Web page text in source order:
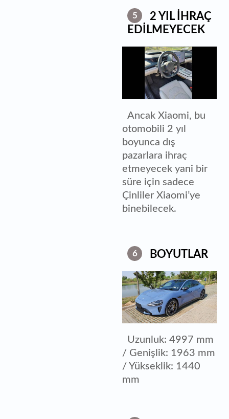
5
2 YIL İHRAÇ
EDİLMEYECEK
Ancak Xiaomi, bu
otomobili 2 yıl
boyunca dış
pazarlara ihraç
etmeyecek yani bir
süre için sadece
Çinliler Xiaomi’ye
binebilecek.
6 BOYUTLAR
Uzunluk: 4997 mm
/ Genişlik: 1963 mm
/ Yükseklik: 1440
mm